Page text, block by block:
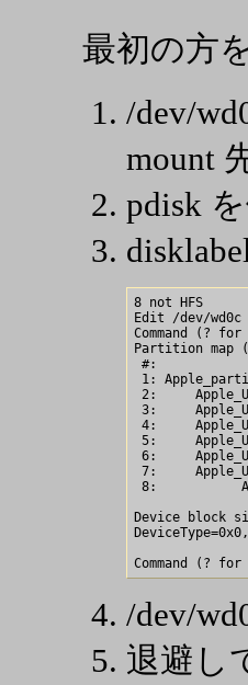
最初の方
/dev/
mount
pdisk
8 not HFS
Edit /dev/wd0c
Command (?
Partition map
#:
1:
2:
3:
4:
5:
6:
7:
8:
Device block
/dev/
退避し